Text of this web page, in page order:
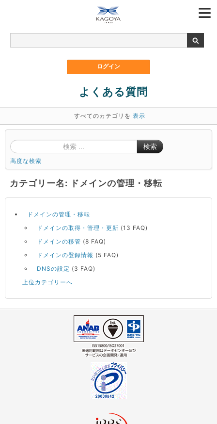
よくある質問
すべてのカテゴリを 表示
検索
高度な検索
カテゴリー名: ドメインの管理・移転
ドメインの管理・移転
ドメインの取得・管理・更新 (13 FAQ)
ドメインの移管 (8 FAQ)
ドメインの登録情報 (5 FAQ)
DNSの設定 (3 FAQ)
上位カテゴリーへ